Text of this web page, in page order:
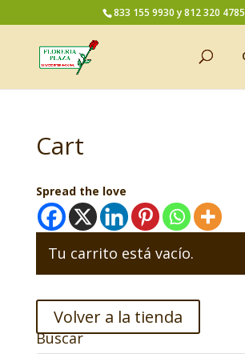
833 155 9930 y 812 320 4785
Cart
Spread the love
Tu carrito está vacío.
Volver a la tienda
Buscar